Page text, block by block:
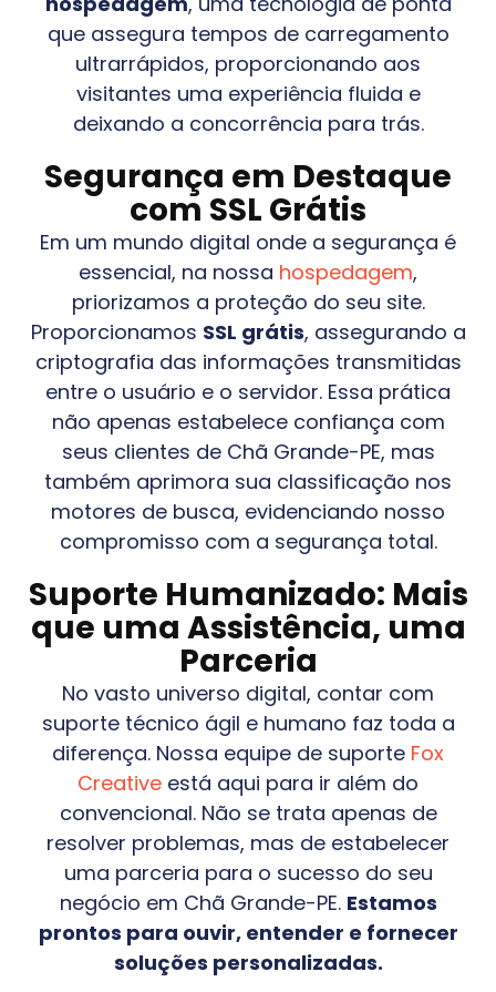
que assegura tempos de carregamento
ultrarrápidos, proporcionando aos
visitantes uma experiência fluida e
deixando a concorrência para trás.
Segurança em Destaque
com SSL Grátis
Em um mundo digital onde a segurança é
essencial, na nossa hospedagem,
priorizamos a proteção do seu site.
Proporcionamos SSL grátis, assegurando a
criptografia das informações transmitidas
entre o usuário e o servidor. Essa prática
não apenas estabelece confiança com
seus clientes de Chã Grande-PE, mas
também aprimora sua classificação nos
motores de busca, evidenciando nosso
compromisso com a segurança total.
Suporte Humanizado: Mais
que uma Assistência, uma
Parceria
No vasto universo digital, contar com
suporte técnico ágil e humano faz toda a
diferença. Nossa equipe de suporte Fox
Creative está aqui para ir além do
convencional. Não se trata apenas de
resolver problemas, mas de estabelecer
uma parceria para o sucesso do seu
negócio em Chã Grande-PE. Estamos
prontos para ouvir, entender e fornecer
soluções personalizadas.